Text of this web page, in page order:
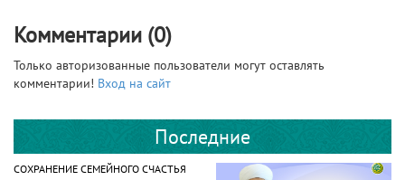
Комментарии (0)
Только авторизованные пользователи могут оставлять
комментарии! Вход на сайт
Последние
СОХРАНЕНИЕ СЕМЕЙНОГО СЧАСТЬЯ